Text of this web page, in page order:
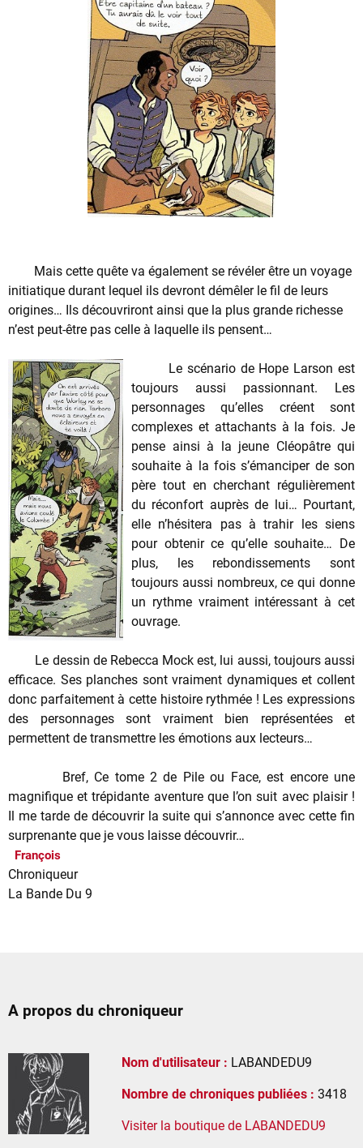
Mais cette quête va également se révéler être un voyage
initiatique durant lequel ils devront démêler le fil de leurs
origines… Ils découvriront ainsi que la plus grande richesse
n’est peut-être pas celle à laquelle ils pensent…
Le scénario de Hope Larson est
toujours aussi passionnant. Les
personnages qu’elles créent sont
complexes et attachants à la fois. Je
pense ainsi à la jeune Cléopâtre qui
souhaite à la fois s’émanciper de son
père tout en cherchant régulièrement
du réconfort auprès de lui… Pourtant,
elle n’hésitera pas à trahir les siens
pour obtenir ce qu’elle souhaite… De
plus, les rebondissements sont
toujours aussi nombreux, ce qui donne
un rythme vraiment intéressant à cet
ouvrage.
Le dessin de Rebecca Mock est, lui aussi, toujours aussi
efficace. Ses planches sont vraiment dynamiques et collent
donc parfaitement à cette histoire rythmée ! Les expressions
des personnages sont vraiment bien représentées et
permettent de transmettre les émotions aux lecteurs…
Bref, Ce tome 2 de Pile ou Face, est encore une
magnifique et trépidante aventure que l’on suit avec plaisir !
Il me tarde de découvrir la suite qui s’annonce avec cette fin
surprenante que je vous laisse découvrir…
François
Chroniqueur
La Bande Du 9
A propos du chroniqueur
Nom d'utilisateur : LABANDEDU9
Nombre de chroniques publiées : 3418
Visiter la boutique de LABANDEDU9